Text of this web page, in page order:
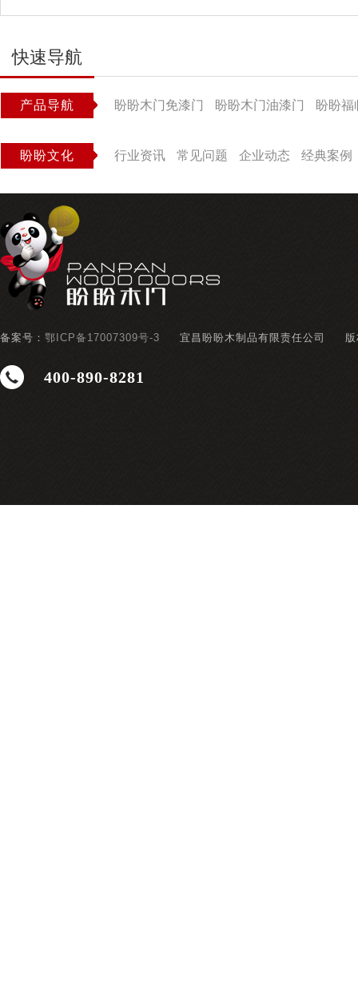
快速导航
产品导航 盼盼木门免漆门 盼盼木门油漆门 盼盼福
盼盼文化 行业资讯 常见问题 企业动态 经典案例
备案号： 鄂ICP备17007309号-3 宜昌盼盼木制品有限责任公司
400-890-8281